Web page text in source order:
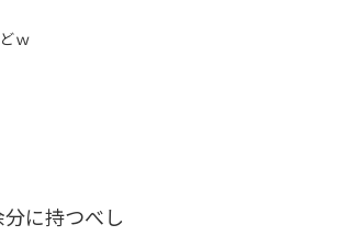
ｗ
分に持つべし